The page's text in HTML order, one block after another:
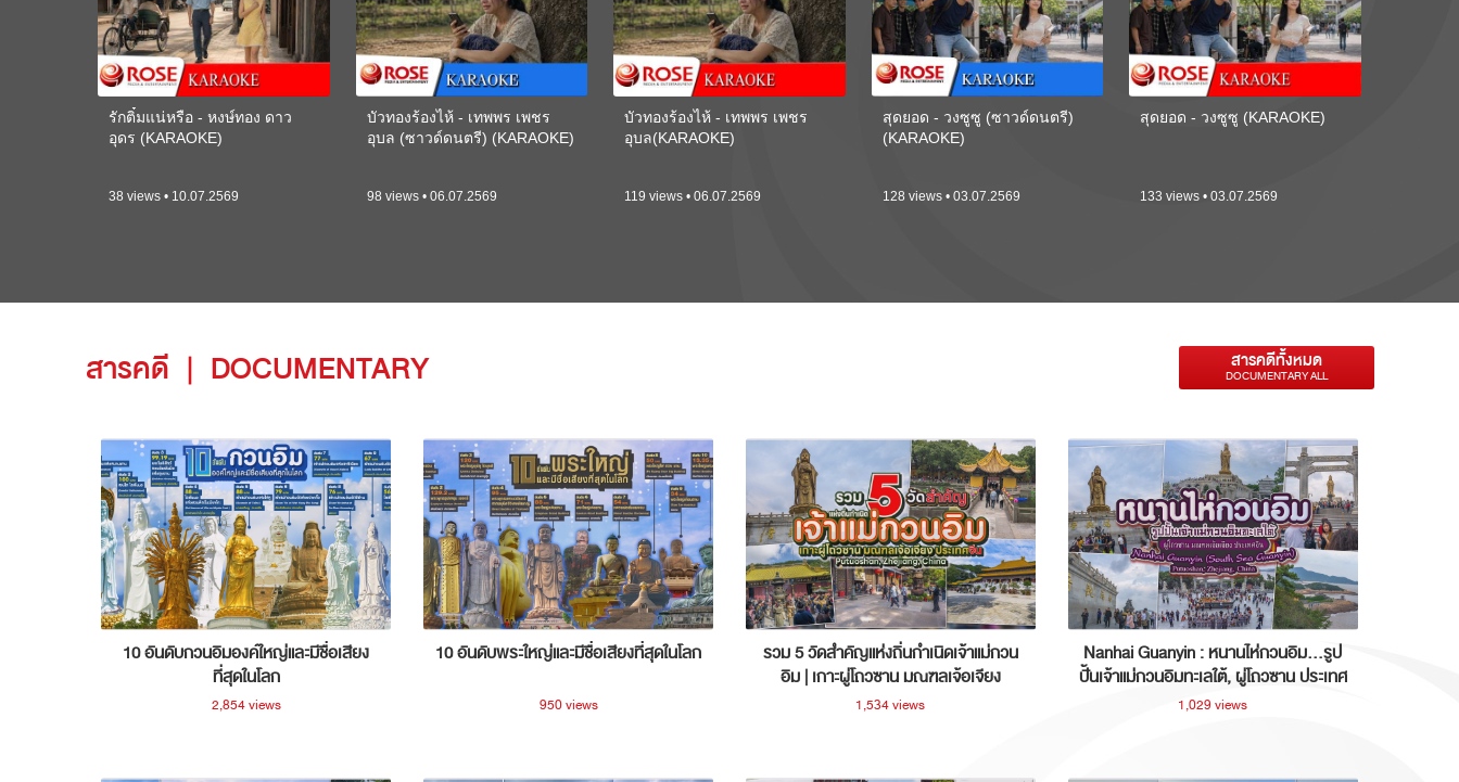
รักติ๋มแน่หรือ - หงษ์ทอง ดาว
อุดร (KARAOKE)
38 views • 10.07.2569
บัวทองร้องไห้ - เทพพร เพชร
อุบล (ซาวด์ดนตรี) (KARAOKE)
98 views • 06.07.2569
บัวทองร้องไห้ - เทพพร เพชร
อุบล(KARAOKE)
119 views • 06.07.2569
สุดยอด - วงซูซู (ซาวด์ดนตรี)
(KARAOKE)
128 views • 03.07.2569
สุดยอด - วงซูซู (KARAOKE)
133 views • 03.07.2569
สารคดี | DOCUMENTARY สารคดีทั้งหมด
DOCUMENTARY ALL
10 อันดับกวนอิมองค์ใหญ่และมีชื่อเสียง
ที่สุดในโลก
2,854 views
10 อันดับพระใหญ่และมีชื่อเสียงที่สุดในโลก
950 views
รวม 5 วัดสำคัญแห่งถิ่นกำเนิดเจ้าแม่กวน
อิม | เกาะผู่โถวซาน มณฑลเจ้อเจียง
ประเทศจีน
1,534 views
Nanhai Guanyin : หนานไห่กวนอิม...รูป
ปั้นเจ้าแม่กวนอิมทะเลใต้, ผู่โถวซาน ประเทศ
จีน
1,029 views